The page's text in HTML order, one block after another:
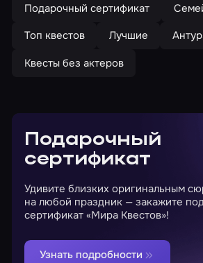
Подарочный сертификат
Топ квестов
Лучшие
Квесты без актеров
Подарочный
сертификат
Удивите близких оригинальным
на любой праздник — закажите
сертификат «Мира Квестов»!
Узнать подробности